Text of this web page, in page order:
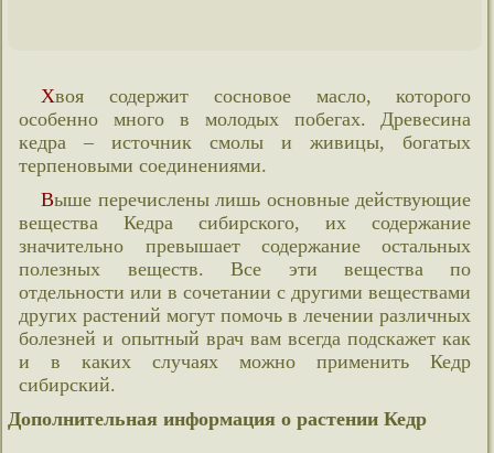
Хвоя содержит сосновое масло, которого
особенно много в молодых побегах. Древесина
кедра – источник смолы и живицы, богатых
терпеновыми соединениями.
Выше перечислены лишь основные действующие
вещества Кедра сибирского, их содержание
значительно превышает содержание остальных
полезных веществ. Все эти вещества по
отдельности или в сочетании с другими веществами
других растений могут помочь в лечении различных
болезней и опытный врач вам всегда подскажет как
и в каких случаях можно применить Кедр
сибирский.
Дополнительная информация о растении Кедр